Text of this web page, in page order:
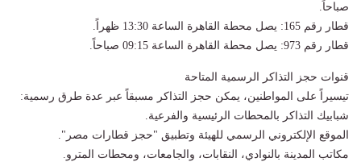
صباحاً.
قطار رقم 165: يصل محطة القاهرة الساعة 13:30 ظهراً.
قطار رقم 973: يصل محطة القاهرة الساعة 09:15 صباحاً.
قنوات حجز التذاكر الرسمية المتاحة
تيسيراً على المواطنين، يمكن حجز التذاكر مسبقاً عبر عدة طرق رسمية:
شبابيك التذاكر بالمحطات الرئيسية والفرعية.
الموقع الإلكتروني الرسمي للهيئة وتطبيق "حجز قطارات مصر".
مكاتب المدينة بالنوادي، النقابات، والجامعات، ومحطات المترو.